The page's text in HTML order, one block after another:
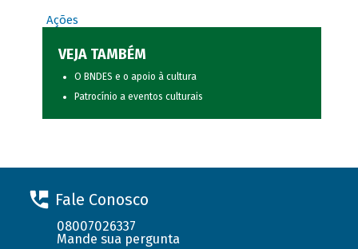
Ações
VEJA TAMBÉM
O BNDES e o apoio à cultura
Patrocínio a eventos culturais
Fale Conosco
08007026337
Mande sua pergunta